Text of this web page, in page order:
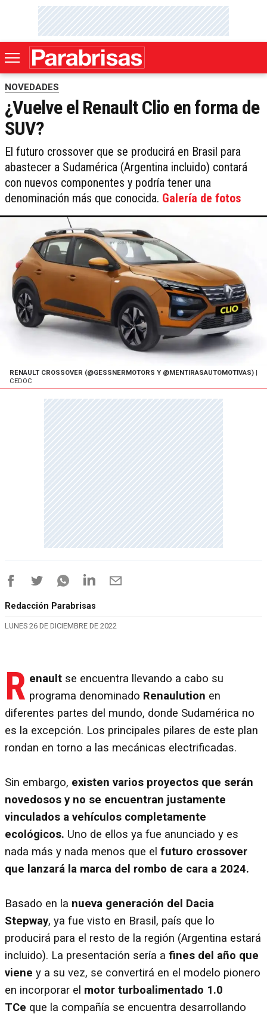
NOVEDADES
¿Vuelve el Renault Clio en forma de
SUV?
El futuro crossover que se producirá en Brasil para
abastecer a Sudamérica (Argentina incluido) contará
con nuevos componentes y podría tener una
denominación más que conocida. Galería de fotos
RENAULT CROSSOVER (@GESSNERMOTORS Y @MENTIRASAUTOMOTIVAS)
CEDOC
Redacción Parabrisas
LUNES 26 DE DICIEMBRE DE 2022
R enault se encuentra llevando a cabo su
programa denominado Renaulution en
diferentes partes del mundo, donde Sudamérica no
es la excepción. Los principales pilares de este plan
rondan en torno a las mecánicas electrificadas.
Sin embargo, existen varios proyectos que serán
novedosos y no se encuentran justamente
vinculados a vehículos completamente
ecológicos. Uno de ellos ya fue anunciado y es
nada más y nada menos que el futuro crossover
que lanzará la marca del rombo de cara a 2024.
Basado en la nueva generación del Dacia
Stepway, ya fue visto en Brasil, país que lo
producirá para el resto de la región (Argentina estará
incluido). La presentación sería a fines del año que
viene y a su vez, se convertirá en el modelo pionero
en incorporar el motor turboalimentado 1.0
TCe que la compañía se encuentra desarrollando